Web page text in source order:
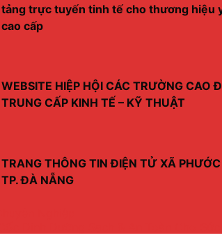
tảng trực tuyến tinh tế cho thương hiệu
cao cấp
WEBSITE HIỆP HỘI CÁC TRƯỜNG CAO
TRUNG CẤP KINH TẾ – KỸ THUẬT
TRANG THÔNG TIN ĐIỆN TỬ XÃ PHƯỚC
TP. ĐÀ NẴNG